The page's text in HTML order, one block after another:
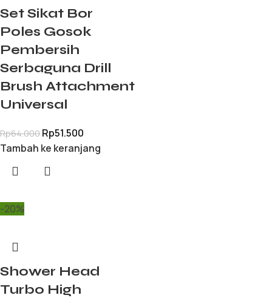
Set Sikat Bor
Poles Gosok
Pembersih
Serbaguna Drill
Brush Attachment
Universal
Rp64.000 Rp51.500
Tambah ke keranjang
-20%
Shower Head
Turbo High